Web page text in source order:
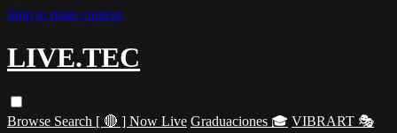
Skip to main content
LIVE.TEC
Browse Search [ 🔴 ] Now Live Graduaciones 🎓 VIBRART 🎭